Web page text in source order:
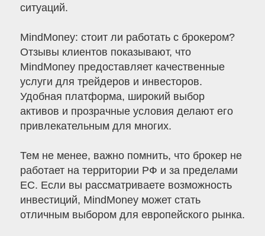
ситуаций.
MindMoney: стоит ли работать с брокером?
Отзывы клиентов показывают, что
MindMoney предоставляет качественные
услуги для трейдеров и инвесторов.
Удобная платформа, широкий выбор
активов и прозрачные условия делают его
привлекательным для многих.
Тем не менее, важно помнить, что брокер не
работает на территории РФ и за пределами
ЕС. Если вы рассматриваете возможность
инвестиций, MindMoney может стать
отличным выбором для европейского рынка.